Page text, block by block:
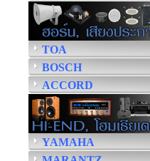
TOA
BOSCH
ACCORD
YAMAHA